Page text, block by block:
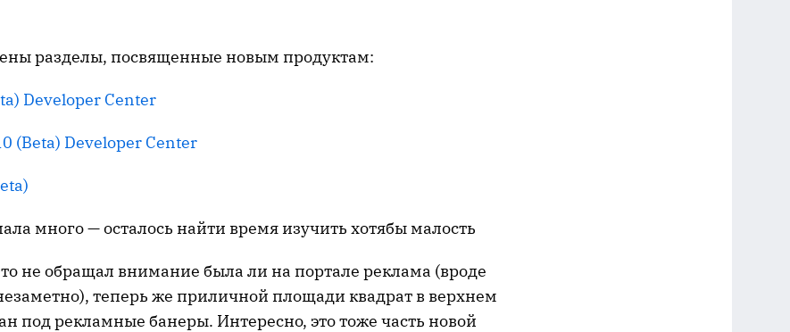
разделы, посвященные новым продуктам:
Developer Center
(Beta) Developer Center
много — осталось найти время изучить хотябы малость
не обращал внимание была ли на портале реклама (вроде
теперь же приличной площади квадрат в верхнем
под рекламные банеры. Интересно, это тоже часть новой